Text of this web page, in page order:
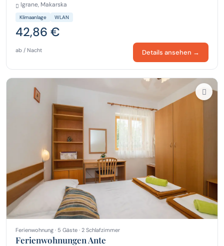
Igrane, Makarska
Klimaanlage WLAN
42,86 €
ab / Nacht Details ansehen →
Ferienwohnung · 5 Gäste · 2 Schlafzimmer
Ferienwohnungen Ante